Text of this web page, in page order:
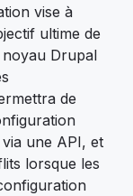
vise à
ultime de
Drupal
de
une API, et
lorsque les